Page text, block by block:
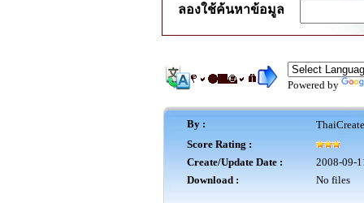
ลองใช้ค้นหาข้อมูล
Powered by
By :
Score Rating :
Create/Update Date :
2008-09-
Download :
No files